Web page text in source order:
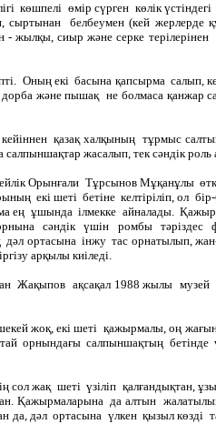
өмір сүрген көлік үстіндегі
белбеумен (кей жерлерде
жылқы, сиыр және серке терілерінен
Оның екі басына қапсырма салып,
дорба және пышақ не болмаса қанжар
қазақ халқының тұрмыс
жасалып, тек сәндік роль
Орынғали Тұрсынов Мұқанұлы
екі шеті бетіне келтіріліп,
ең ұшында ілмекке айналады.
сәндік үшін ромбы тәріздес
ортасына інжу тас орнатылып,
арқылы киіледі.
Жақыпов ақсақал 1988 жылы
жоқ, екі шеті қажырмалы, оң
орнындағы салпыншақтың
сол жақ шеті үзіліп қалғандықтан,
Қажырмаларына да алтын
дәл ортасына үлкен қызыл көзді